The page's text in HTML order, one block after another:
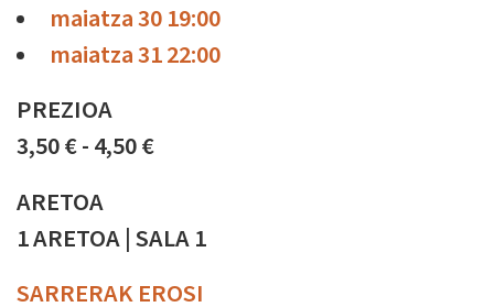
maiatza 30 19:00
maiatza 31 22:00
PREZIOA
3,50 € - 4,50 €
ARETOA
1 ARETOA | SALA 1
SARRERAK EROSI